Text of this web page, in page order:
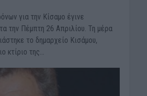
για την Κίσαμο έγινε
την Πέμπτη 26 Απριλίου. Τη μέρα
το δημαρχείο Κισάμου,
κτίριο της...